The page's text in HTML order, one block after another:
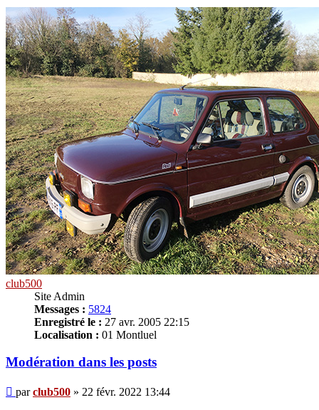
club500
Site Admin
Messages : 5824
Enregistré le : 27 avr. 2005 22:15
Localisation : 01 Montluel
Modération dans les posts
Message
parclub500 » 22 févr. 2022 13:44